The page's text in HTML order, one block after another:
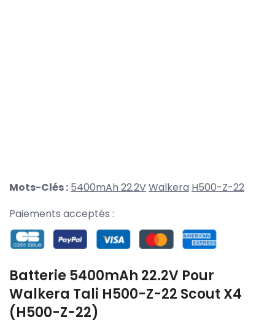
Mots-Clés : 5400mAh 22.2VWalkera H500-Z-22
Paiements acceptés :
Batterie 5400mAh 22.2V Pour
Walkera Tali H500-Z-22 Scout X4
(H500-Z-22)